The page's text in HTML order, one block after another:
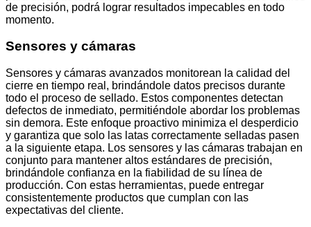
de precisión, podrá lograr resultados impecables en todo
momento.
Sensores y cámaras
Sensores y cámaras avanzados monitorean la calidad del
cierre en tiempo real, brindándole datos precisos durante
todo el proceso de sellado. Estos componentes detectan
defectos de inmediato, permitiéndole abordar los problemas
sin demora. Este enfoque proactivo minimiza el desperdicio
y garantiza que solo las latas correctamente selladas pasen
a la siguiente etapa. Los sensores y las cámaras trabajan en
conjunto para mantener altos estándares de precisión,
brindándole confianza en la fiabilidad de su línea de
producción. Con estas herramientas, puede entregar
consistentemente productos que cumplan con las
expectativas del cliente.